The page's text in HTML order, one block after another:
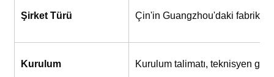
Şirket Türü Çin'in Guangzhou'daki fabrika
Kurulum Kurulum talimatı, teknisyen